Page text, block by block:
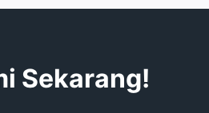
Sekarang!